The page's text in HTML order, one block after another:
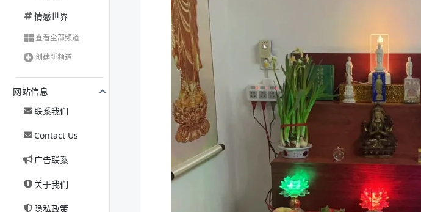
情感世界
查看全部频道
创建新频道
网站信息
联系我们
Contact Us
广告联系
关于我们
隐私政策